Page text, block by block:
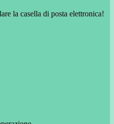
la casella di posta elettronica!